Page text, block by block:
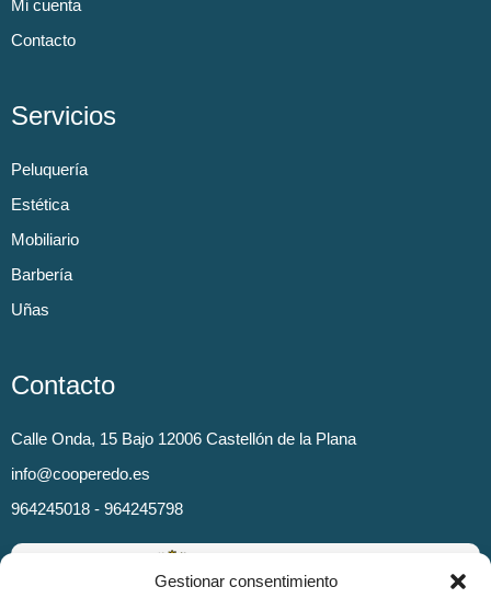
Gestionar consentimiento
Mi cuenta
Contacto
Servicios
Peluquería
Estética
Mobiliario
Barbería
Uñas
Contacto
Calle Onda, 15 Bajo 12006 Castellón de la Plana
info@cooperedo.es
964245018 - 964245798